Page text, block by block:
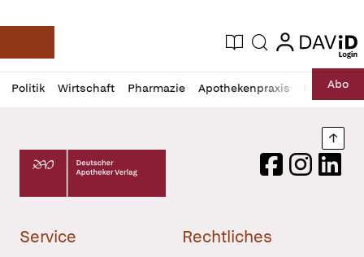
Deutsche Apotheker Zeitung
Aktuelle Ausgabe
Suche login
login
Politik Wirtschaft Pharmazie Apothekenpraxis RechtAbo
Profil
öffnen
Daz
Pur
Deutscher Apotheker Verlag Logo
FacebookInstagram
Service Rechtliches